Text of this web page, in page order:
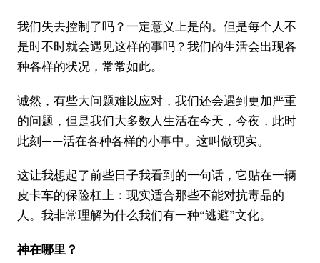
我们失去控制了吗？一定意义上是的。但是每个人不
是时不时就会遇见这样的事吗？我们的生活会出现各
种各样的状况，常常如此。
诚然，有些大问题难以应对，我们还会遇到更加严重
的问题，但是我们大多数人生活在今天，今夜，此时
此刻——活在各种各样的小事中。这叫做现实。
这让我想起了前些日子我看到的一句话，它贴在一辆
皮卡车的保险杠上：现实适合那些不能对抗毒品的
人。我非常理解为什么我们有一种“逃避”文化。
神在哪里？